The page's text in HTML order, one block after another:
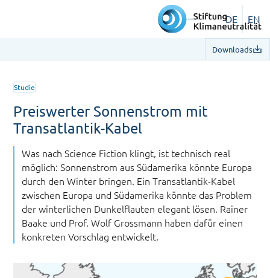
DE EN
Downloads
Studie
Preiswerter Sonnenstrom mit
Transatlantik-Kabel
Was nach Science Fiction klingt, ist technisch real
möglich: Sonnenstrom aus Südamerika könnte Europa
durch den Winter bringen. Ein Transatlantik-Kabel
zwischen Europa und Südamerika könnte das Problem
der winterlichen Dunkelflauten elegant lösen. Rainer
Baake und Prof. Wolf Grossmann haben dafür einen
konkreten Vorschlag entwickelt.